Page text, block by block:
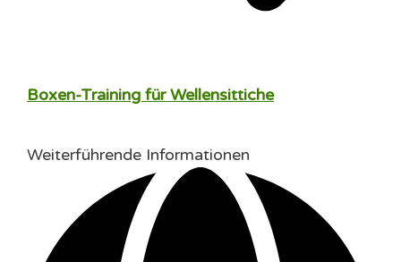
Boxen-Training für Wellensittiche
Weiterführende Informationen